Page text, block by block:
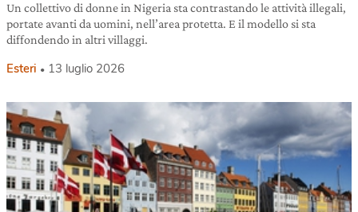
Un collettivo di donne in Nigeria sta contrastando le attività illegali,
portate avanti da uomini, nell’area protetta. E il modello si sta
diffondendo in altri villaggi.
Esteri 13 luglio 2026